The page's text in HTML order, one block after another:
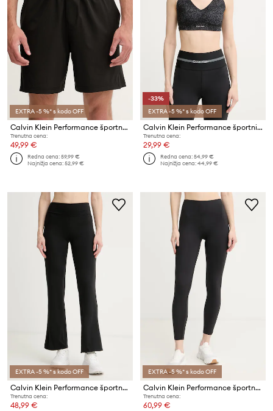
EXTRA -5 %* s kodo OFF
Calvin Klein Performance športne kratke hlače moške
Trenutna cena:
49,99 €
Redna cena:59,99 €
Najnižja cena:52,99 €
-33%
EXTRA -5 %* s kodo OFF
Calvin Klein Performance športni nedrček
Trenutna cena:
29,99 €
Redna cena:54,99 €
Najnižja cena:44,99 €
EXTRA -5 %* s kodo OFF
Calvin Klein Performance športne pajkice ženske
Trenutna cena:
48,99 €
EXTRA -5 %* s kodo OFF
Calvin Klein Performance športne pajkice ženske
Trenutna cena:
60,99 €